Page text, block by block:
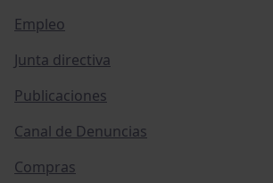
Empleo
Junta directiva
Publicaciones
Canal de Denuncias
Compras